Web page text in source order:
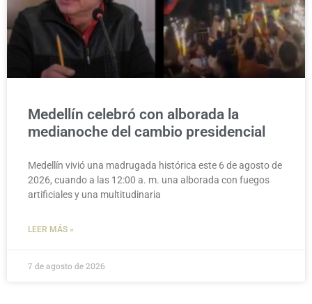
Medellín celebró con alborada la
medianoche del cambio presidencial
Medellín vivió una madrugada histórica este 6 de agosto de
2026, cuando a las 12:00 a. m. una alborada con fuegos
artificiales y una multitudinaria
LEER MÁS »
7 de agosto de 2026